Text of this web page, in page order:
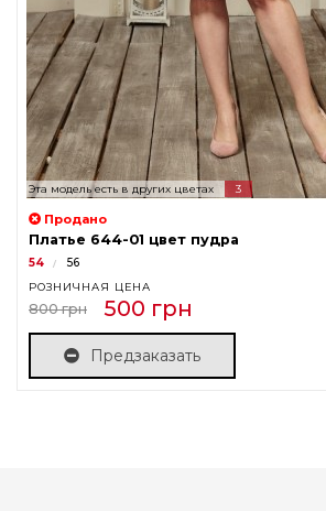
Эта модель есть в других цветах 3
Продано
Платье 644-01 цвет пудра
54 56
РОЗНИЧНАЯ ЦЕНА
800 грн 500 грн
Предзаказать